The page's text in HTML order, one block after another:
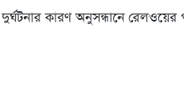
দুর্ঘটনার কারণ অনুসন্ধানে